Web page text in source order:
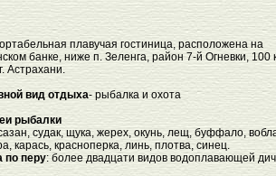
плавучая гостиница, расположена на
банке, ниже п. Зеленга, район 7-й Огневки, 100
Астрахани.
вид отдыха- рыбалка и охота
рыбалки
судак, щука, жерех, окунь, лещ, буффало,
карась, красноперка, линь, плотва, синец.
по перу: более двадцати видов водоплавающей